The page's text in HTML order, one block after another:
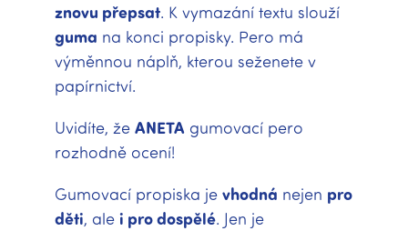
znovu přepsat. K vymazání textu slouží
guma na konci propisky. Pero má
výměnnou náplň, kterou seženete v
papírnictví.
Uvidíte, že ANETA gumovací pero
rozhodně ocení!
Gumovací propiska je vhodná nejen pro
děti, ale i pro dospělé. Jen je